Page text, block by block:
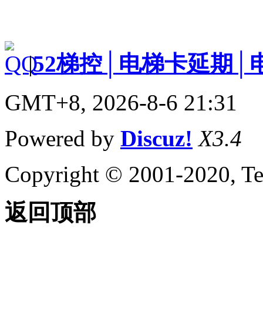
|52梯控│电梯卡延期│
GMT+8, 2026-8-6 21:31
Powered by Discuz! X3.4
Copyright © 2001-2020,
返回顶部